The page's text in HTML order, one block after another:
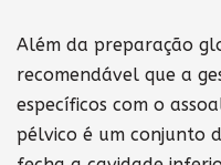
Além da preparação
recomendável que a
específicos com o
pélvico é um conjunto